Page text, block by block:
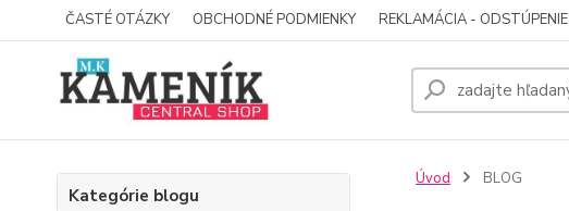
ČASTÉ OTÁZKY OBCHODNÉ PODMIENKY REKLAMÁCIA - ODSTÚPENIE
Kategórie blogu
Úvod BLOG